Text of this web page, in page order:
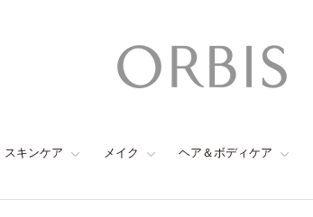
スキンケア メイク ヘア＆ボディケア